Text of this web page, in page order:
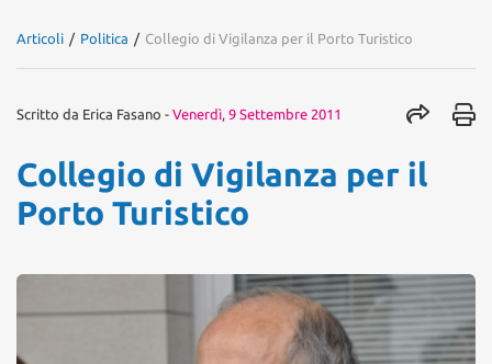
Articoli / Politica / Collegio di Vigilanza per il Porto Turistico
Scritto da Erica Fasano - Venerdì, 9 Settembre 2011
Collegio di Vigilanza per il
Porto Turistico